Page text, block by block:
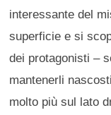
interessante del
superficie e si
dei protagonisti –
mantenerli
molto più sul lato